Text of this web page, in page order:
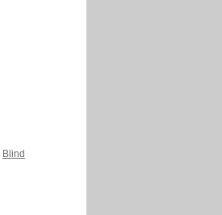
Blind